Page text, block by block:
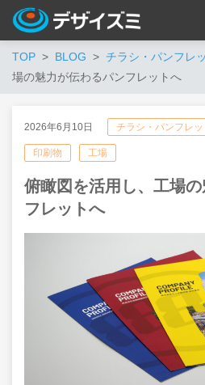
TOP BLOG チラシ・パンフレ
場の魅力が伝わるパンフレットへ
2026年6月10日 チラシ・パンフレッ
印刷物 工場
俯瞰図を活用し、工場
フレットへ